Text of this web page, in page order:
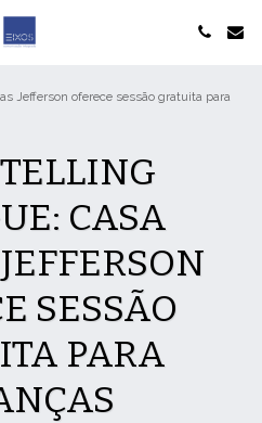
Jefferson oferece sessão gratuita para
CASA
SESSÃO
PARA